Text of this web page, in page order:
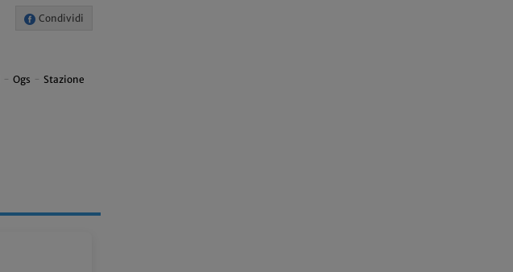
Condividi
- Ogs - Stazione